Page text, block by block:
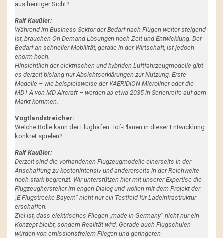
aus heutiger Sicht?
Ralf Kaußler:
Während im Business-Sektor der Bedarf nach Flügen weiter steigend
ist, brauchen On-Demand-Lösungen noch Zeit und Entwicklung. Der
Bedarf an schneller Mobilität, gerade in der Wirtschaft, ist jedoch
enorm hoch.
Hinsichtlich der elektrischen und hybriden Luftfahrzeugmodelle gibt
es derzeit bislang nur Absichtserklärungen zur Nutzung. Erste
Modelle – wie beispielsweise der VAERIDION Microliner oder die
MD1-A von MD-Aircraft – werden ab etwa 2035 in Serienreife auf dem
Markt kommen.
Vogtlandstreicher:
Welche Rolle kann der Flughafen Hof-Plauen in dieser Entwicklung
konkret spielen?
Ralf Kaußler:
Derzeit sind die vorhandenen Flugzeugmodelle einerseits in der
Anschaffung zu kostenintensiv und andererseits in der Reichweite
noch stark begrenzt. Wir unterstützen hier mit unserer Expertise die
Flugzeughersteller im engen Dialog und wollen mit dem Projekt der
„E-Flugstrecke Bayern“ nicht nur ein Testfeld für Ladeinfrastruktur
erschaffen.
Ziel ist, dass elektrisches Fliegen „made in Germany“ nicht nur ein
Konzept bleibt, sondern Realität wird. Gerade auch Flugschulen
würden von emissionsfreiem Fliegen und geringeren